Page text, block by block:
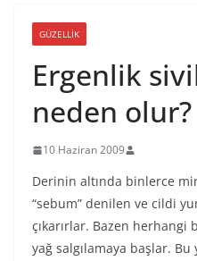
GÜZELLIK
Ergenlik
neden olur?
10 Haziran 2009
Derinin altında binlerce
“sebum” denilen ve cildi
çıkarırlar. Bazen
yağ salgılamaya başlar. Bu